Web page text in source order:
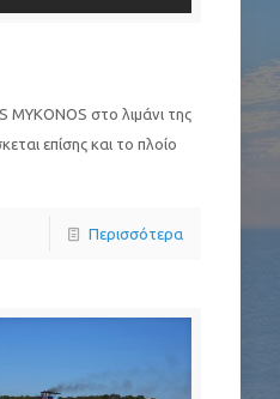
MYKONOS στο λιμάνι της
επίσης και το πλοίο
Περισσότερα